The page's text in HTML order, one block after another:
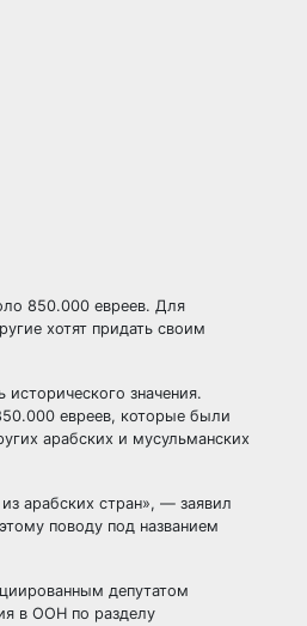
850.000 евреев. Для
хотят придать своим
значения.
евреев, которые были
арабских и мусульманских
арабских стран», — заявил
поводу под названием
депутатом
в ООН по разделу